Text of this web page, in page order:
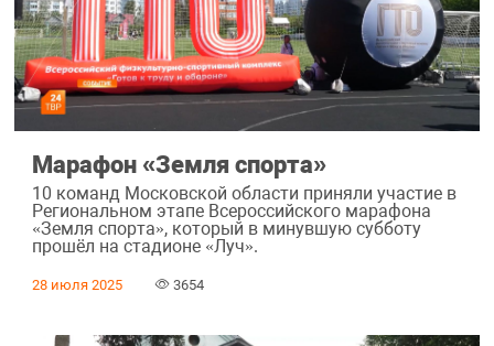
Марафон «Земля спорта»
10 команд Московской области приняли участие в
Региональном этапе Всероссийского марафона
«Земля спорта», который в минувшую субботу
прошёл на стадионе «Луч».
28 июля 2025 3654